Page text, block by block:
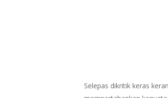
Selepas dikritik keras